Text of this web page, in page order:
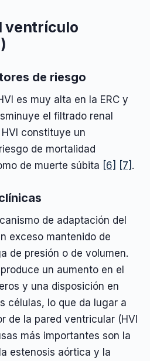
ventrículo
de riesgo
es muy alta en la ERC y
el filtrado renal
HVI constituye un
de mortalidad
de muerte súbita [6] [7] .
de adaptación del
exceso mantenido de
de presión o de volumen.
un aumento en el
y una disposición en
células, lo que da lugar a
de la pared ventricular (HVI
más importantes son la
estenosis aórtica y la